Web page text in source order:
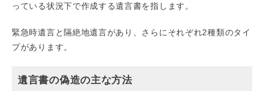
っている状況下で作成する遺言書を指します。
緊急時遺言と隔絶地遺言があり、さらにそれぞれ2種類のタイ
プがあります。
遺言書の偽造の主な方法